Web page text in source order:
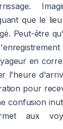
que le
Peut-être
en
l'heure
pour
confusion
aux